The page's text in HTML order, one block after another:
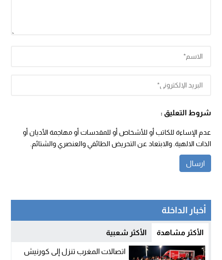
شروط التعليق :
عدم الإساءة للكاتب أو للأشخاص أو للمقدسات أو مهاجمة الأديان أو
الذات الالهية. والابتعاد عن التحريض الطائفي والعنصري والشتائم.
أخبار الداخلة
الأكثر مشاهدة الأكثر شعبية
اتصالات المغرب تنزل إلى كورنيش